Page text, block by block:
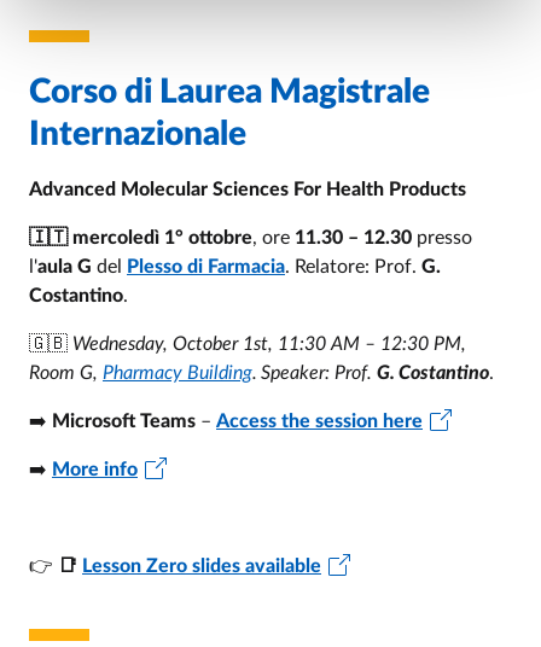
Corso di Laurea Magistrale
Internazionale
Advanced Molecular Sciences For Health Products
🇮🇹 mercoledì 1° ottobre, ore 11.30 – 12.30 presso
l'aula G del Plesso di Farmacia. Relatore: Prof. G.
Costantino.
🇬🇧 Wednesday, October 1st, 11:30 AM – 12:30 PM,
Room G, Pharmacy Building. Speaker: Prof. G. Costantino.
➡️ Microsoft Teams – Access the session here
➡️ More info
👉 📑 Lesson Zero slides available